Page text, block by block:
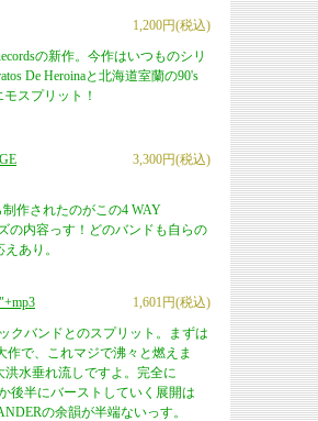
1,200円(税込)
の新作。今作はいつものシリ
De Heroinaと北海道室蘭の90's
スプリット！
3,300円(税込)
作されたのがこの4 WAY
の内容っす！どのバンドも自らの
あり。
1,601円(税込)
クバンドとのスプリット。まずは
作で、これマジで沸々と燃えま
水垂れ流しですよ。完全に
後半にバーストしていく展開は
の余韻が半端ないっす。